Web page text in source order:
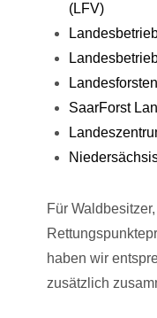
(LFV)
SaarForst
Für
haben wir
zusätzlich